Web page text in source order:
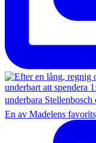
En av Madelens